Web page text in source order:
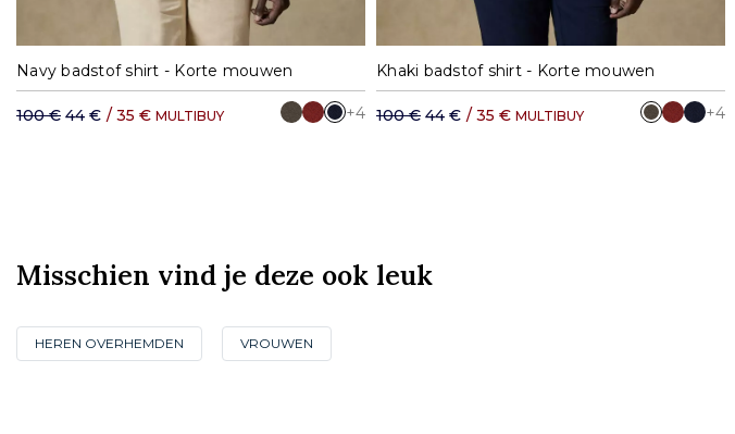
S M L XL XXL
Navy badstof shirt - Korte mouwen
100 € 44 € / 35 € MULTIBUY +4
S M L XL XXL
Khaki badstof shirt - Korte mouwen
100 € 44 € / 35 € MULTIBUY +4
Misschien vind je deze ook leuk
HEREN OVERHEMDEN VROUWEN